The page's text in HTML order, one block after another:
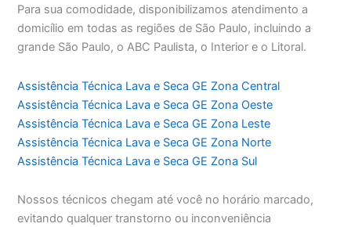
Para sua comodidade, disponibilizamos atendimento a
domicílio em todas as regiões de São Paulo, incluindo a
grande São Paulo, o ABC Paulista, o Interior e o Litoral.
Assistência Técnica Lava e Seca GE Zona Central
Assistência Técnica Lava e Seca GE Zona Oeste
Assistência Técnica Lava e Seca GE Zona Leste
Assistência Técnica Lava e Seca GE Zona Norte
Assistência Técnica Lava e Seca GE Zona Sul
Nossos técnicos chegam até você no horário marcado,
evitando qualquer transtorno ou inconveniência